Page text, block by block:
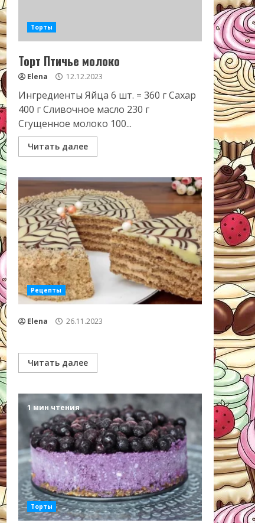
Торты
Торт Птичье молоко
Elena 12.12.2023
Ингредиенты Яйца 6 шт. = 360 г Сахар
400 г Сливочное масло 230 г
Сгущенное молоко 100...
Читать далее
Рецепты
Elena 26.11.2023
Читать далее
1 мин чтения
Торты